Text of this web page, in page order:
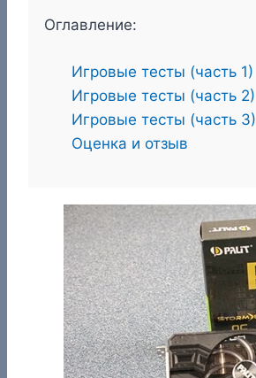
Оглавление:
Игровые тесты (часть 1)
Игровые тесты (часть 2)
Игровые тесты (часть 3)
Оценка и отзыв